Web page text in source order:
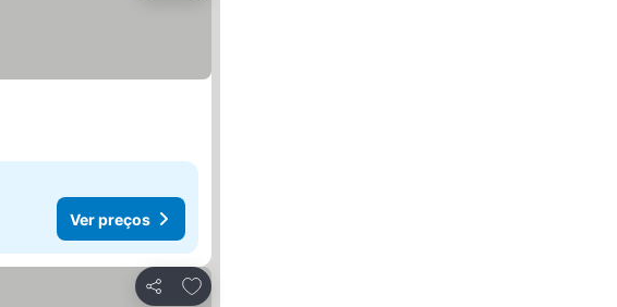
Ver preços
Partilhar
Adicionar aos favoritos